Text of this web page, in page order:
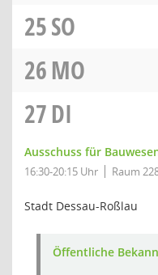
25SO
26MO
27DI
Ausschuss für
16:30-20:15 Uhr Raum
Stadt Dessau-Roßlau
Öffentliche